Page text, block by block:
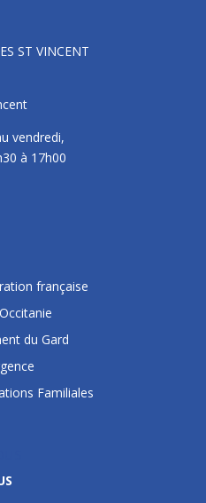
ST VINCENT
vendredi,
à 17h00
française
du Gard
Familiales